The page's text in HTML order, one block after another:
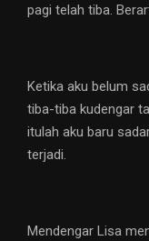
pagi telah tiba.
Ketika aku belum
tiba-tiba kudengar
itulah aku baru
terjadi.
Mendengar Lisa